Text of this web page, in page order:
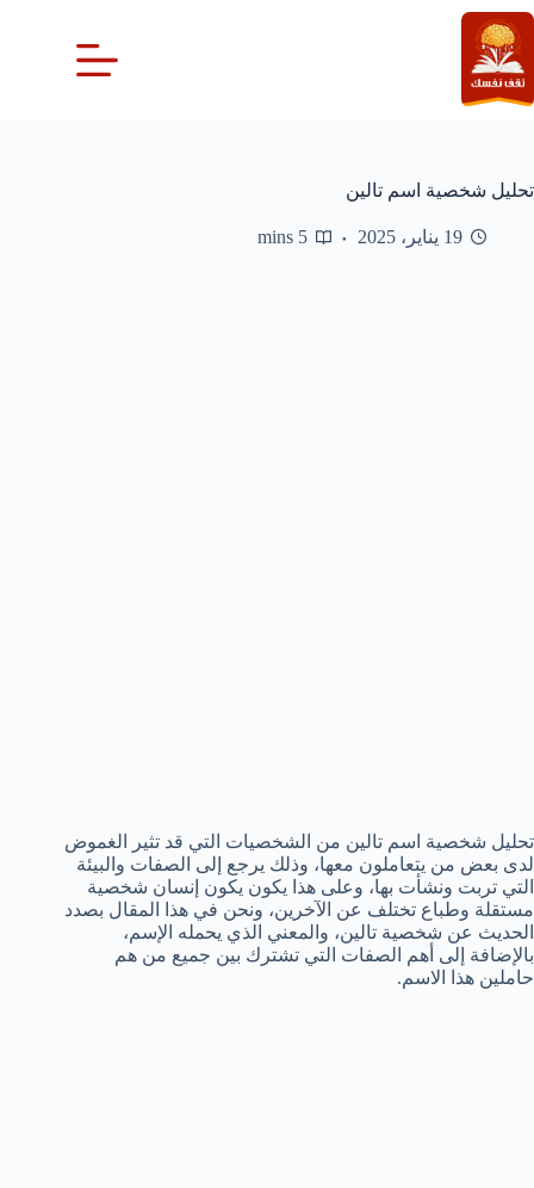
التجاوز
إلى
المحتوى
تحليل شخصية اسم تالين
19 يناير، 2025 5 mins
تحليل شخصية اسم تالين من الشخصيات التي قد تثير الغموض
لدى بعض من يتعاملون معها، وذلك يرجع إلى الصفات والبيئة
التي تربت ونشأت بها، وعلى هذا يكون يكون إنسان شخصية
مستقلة وطباع تختلف عن الآخرين، ونحن في هذا المقال بصدد
الحديث عن شخصية تالين، والمعني الذي يحمله الإسم،
بالإضافة إلى أهم الصفات التي تشترك بين جميع من هم
حاملين هذا الاسم.